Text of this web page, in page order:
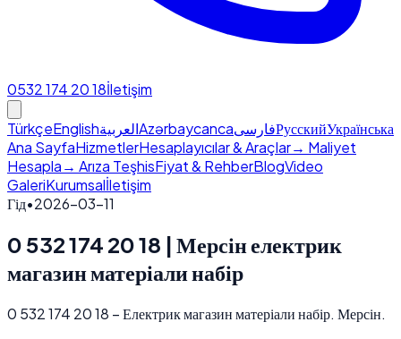
0532 174 20 18İletişim
TürkçeEnglishالعربيةAzərbaycancaفارسیРусскийУкраїнська
Ana SayfaHizmetlerHesaplayıcılar & Araçlar→ Maliyet
Hesapla→ Arıza TeşhisFiyat & RehberBlogVideo
GaleriKurumsalİletişim
Гід•2026-03-11
0 532 174 20 18 | Мерсін електрик
магазин матеріали набір
0 532 174 20 18 – Електрик магазин матеріали набір. Мерсін.